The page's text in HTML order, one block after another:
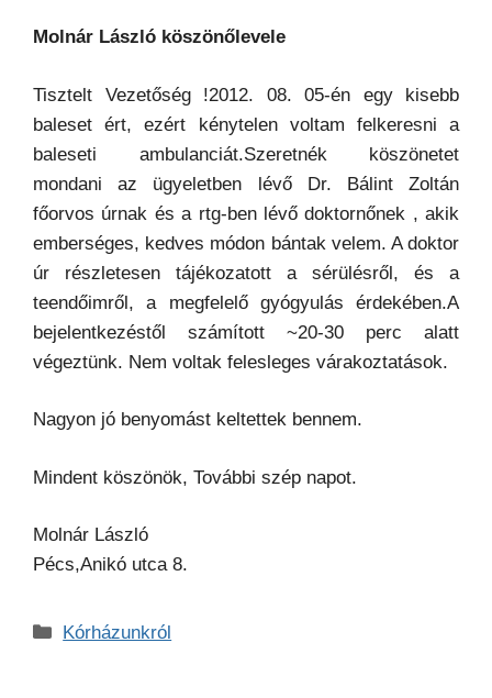
Molnár László köszönőlevele
Tisztelt Vezetőség !2012. 08. 05-én egy kisebb
baleset ért, ezért kénytelen voltam felkeresni a
baleseti ambulanciát.Szeretnék köszönetet
mondani az ügyeletben lévő Dr. Bálint Zoltán
főorvos úrnak és a rtg-ben lévő doktornőnek , akik
emberséges, kedves módon bántak velem. A doktor
úr részletesen tájékozatott a sérülésről, és a
teendőimről, a megfelelő gyógyulás érdekében.A
bejelentkezéstől számított ~20-30 perc alatt
végeztünk. Nem voltak felesleges várakoztatások.
Nagyon jó benyomást keltettek bennem.
Mindent köszönök, További szép napot.
Molnár László
Pécs,Anikó utca 8.
Kategória
Kórházunkról